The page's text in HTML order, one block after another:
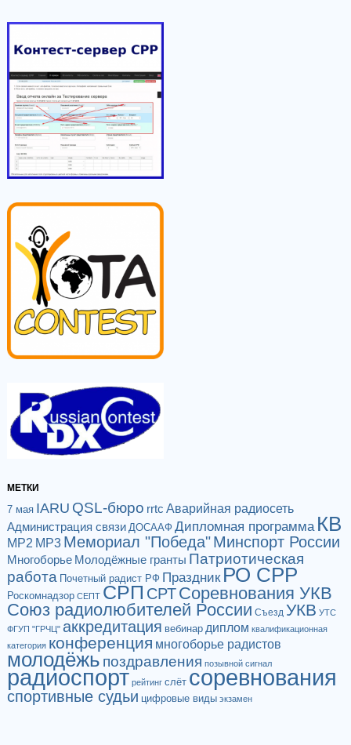
МЕТКИ
7 мая IARU QSL-бюро rrtc Аварийная радиосеть
Администрация связи ДОСААФ Дипломная программа КВ
МР2 МР3 Мемориал "Победа"Минспорт России
Многоборье Молодёжные гранты Патриотическая
работа Почетный радист РФ Праздник РО СРР
Роскомнадзор СЕПТ СРП СРТСоревнования УКВ
Союз радиолюбителей России Съезд УКВ УТС
ФГУП "ГРЧЦ" аккредитация вебинар диплом квалификационная
категория конференция многоборье радистов
молодёжь поздравления позывной сигнал
радиоспорт рейтинг слёт соревнования
спортивные судьи цифровые виды экзамен